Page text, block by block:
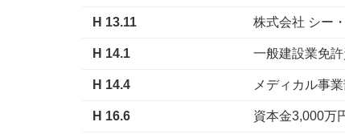
H 13.11 株式会社 シー
H 14.1 一般建設業免
H 14.4 メディカル事
H 16.6 資本金3,000万